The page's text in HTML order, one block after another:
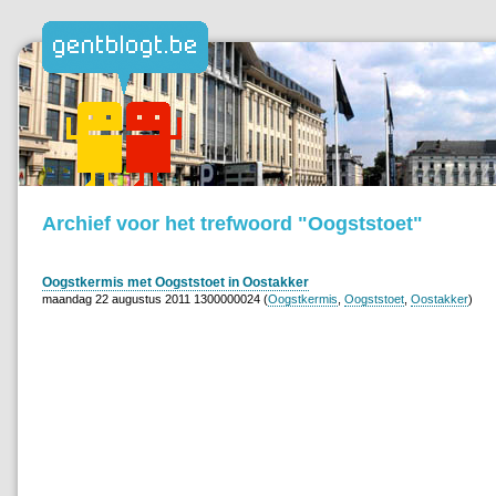
Archief voor het trefwoord "Oogststoet"
Oogstkermis met Oogststoet in Oostakker
maandag 22 augustus 2011 1300000024 (Oogstkermis Oogststoet Oostakker)